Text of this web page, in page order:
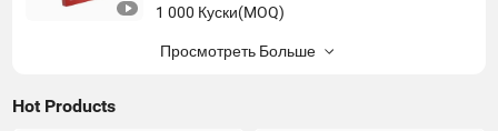
1 000 Куски(MOQ)
Просмотреть Больше
Hot Products